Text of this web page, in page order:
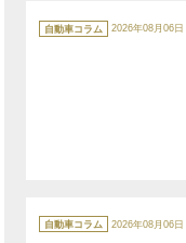
テ
ゴ
自動車コラム 2026年08月06日
テ
ゴ
自動車コラム 2026年08月06日